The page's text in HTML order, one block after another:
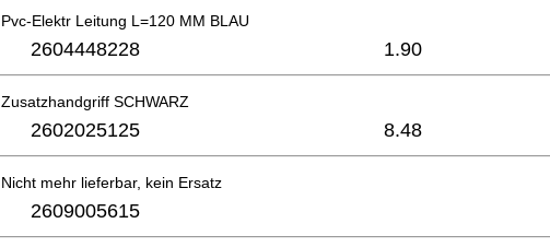
Pvc-Elektr Leitung L=120 MM BLAU
2604448228 1.90
Zusatzhandgriff SCHWARZ
2602025125 8.48
Nicht mehr lieferbar, kein Ersatz
2609005615